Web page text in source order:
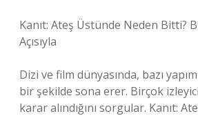
Kanıt: Ateş Üstünde Neden Bitti?
Açısıyla
Dizi ve film dünyasında, bazı
bir şekilde sona erer. Birçok
karar alındığını sorgular. Kanıt: